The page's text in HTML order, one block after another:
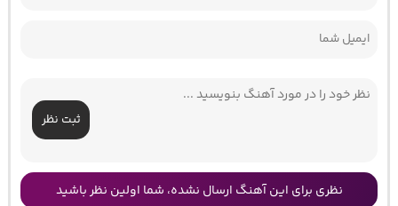
ثبت نظر
نظری برای این آهنگ ارسال نشده، شما اولین نظر باشید